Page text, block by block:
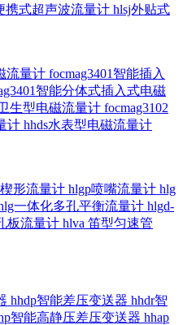
携式超声波流量计 hlsj外贴式
流量计 focmag3401智能插入
智能分体式插入式电磁
生型电磁流量计 focmag3102
计 hhds水表型电磁流量计
形流量计 hlgp喷嘴流量计 hlg
一体化多孔平衡流量计 hlgd-
板流量计 hlva 笛型匀速管
hhdp智能差压变送器 hhdr智
智能高静压差压变送器 hhap